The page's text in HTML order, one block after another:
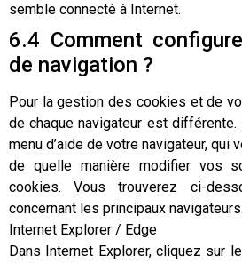
semble connecté à Internet.
6.4 Comment
de navigation ?
Pour la gestion des cookies et de
de chaque navigateur est
menu d’aide de votre navigateur, qui
de quelle manière modifier vos
cookies. Vous trouverez ci-
concernant les principaux navigateurs.
Internet Explorer / Edge
Dans Internet Explorer, cliquez sur